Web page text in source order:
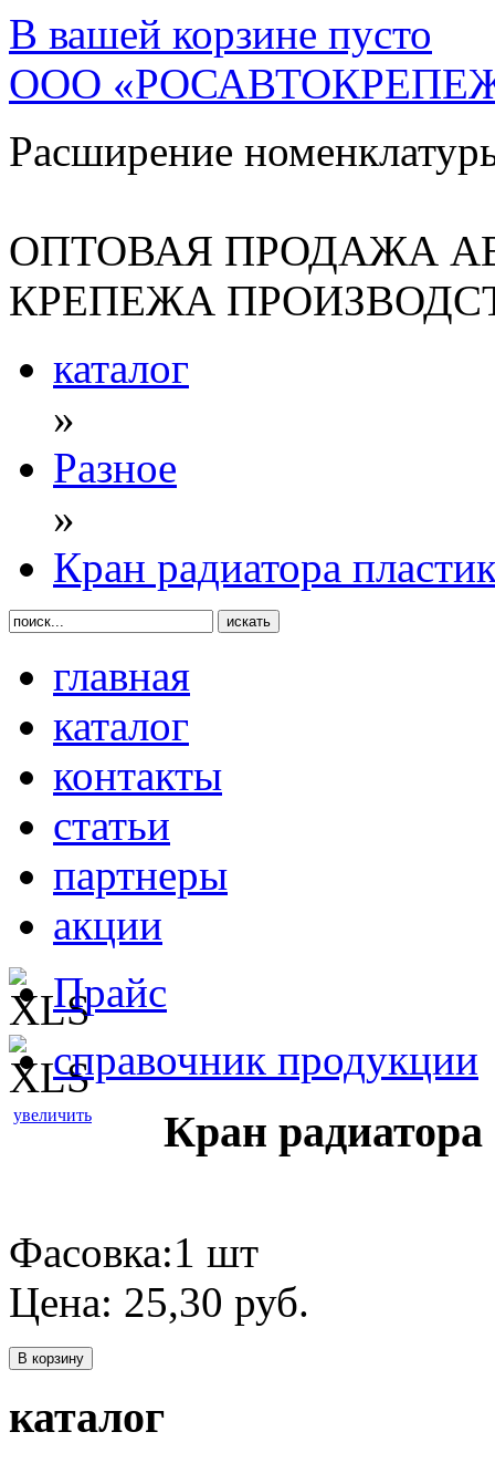
В вашей корзине пусто
ООО
Расширение
ОПТОВАЯ ПРОДАЖА
КРЕПЕЖА
каталог
»
Разное
»
Кран радиатора
главная
каталог
контакты
статьи
партнеры
акции
Прайс
справочник продукции
увеличить Кран радиатора
Фасовка:1 шт
Цена: 25,30 руб.
В корзину
каталог